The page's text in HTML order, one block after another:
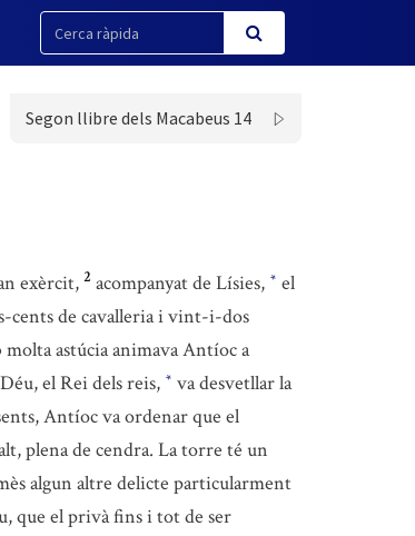
Segon llibre dels Macabeus 14
exèrcit, 2 acompanyat de Lísies, * el
cents de cavalleria i vint-i-dos
molta astúcia animava Antíoc a
el Rei dels reis, * va desvetllar la
Antíoc va ordenar que el
plena de cendra. La torre té un
algun altre delicte particularment
que el privà fins i tot de ser